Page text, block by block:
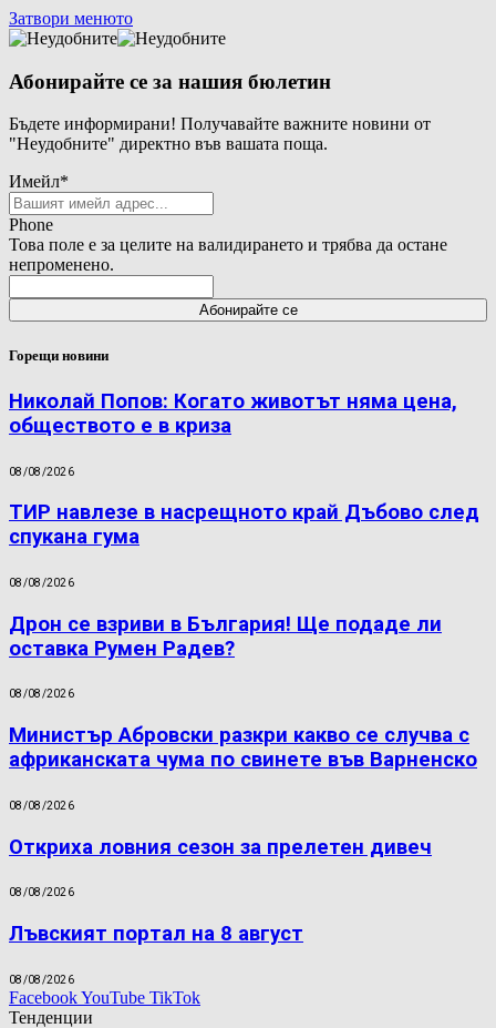
Затвори менюто
Абонирайте се за нашия бюлетин
Бъдете информирани! Получавайте важните новини от
"Неудобните" директно във вашата поща.
Имейл*
Phone
Това поле е за целите на валидирането и трябва да остане
непроменено.
Горещи новини
Николай Попов: Когато животът няма цена,
обществото е в криза
08/08/2026
ТИР навлезе в насрещното край Дъбово след
спукана гума
08/08/2026
Дрон се взриви в България! Ще подаде ли
оставка Румен Радев?
08/08/2026
Министър Абровски разкри какво се случва с
африканската чума по свинете във Варненско
08/08/2026
Откриха ловния сезон за прелетен дивеч
08/08/2026
Лъвският портал на 8 август
08/08/2026
FacebookYouTube TikTok
Тенденции